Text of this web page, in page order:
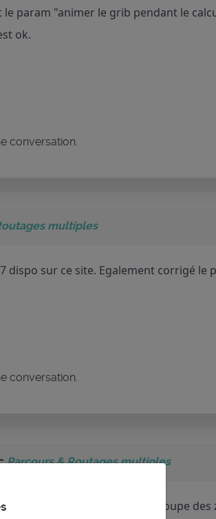
param "animer le grib pendant le
ok.
conversation.
multiples
dispo sur ce site. Egalement corrigé le
conversation.
Parcours & Routages multiples
les routages multiples (je coupe des